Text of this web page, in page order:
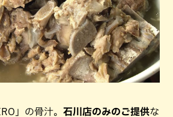
」の骨汁。 石川店のみのご提供な